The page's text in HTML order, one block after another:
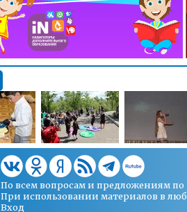
По всем вопросам и предложениям по
При использовании материалов в
Вход